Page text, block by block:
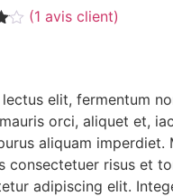
(1 avis client)
lectus elit, fermentum
orci, aliquet et,
aliquam imperdiet.
consectetuer risus et
adipiscing elit.